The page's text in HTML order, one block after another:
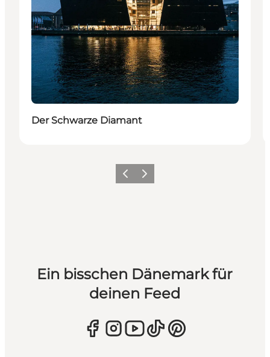
Der Schwarze Diamant
ZurückWeiter
Ein bisschen Dänemark für
deinen Feed